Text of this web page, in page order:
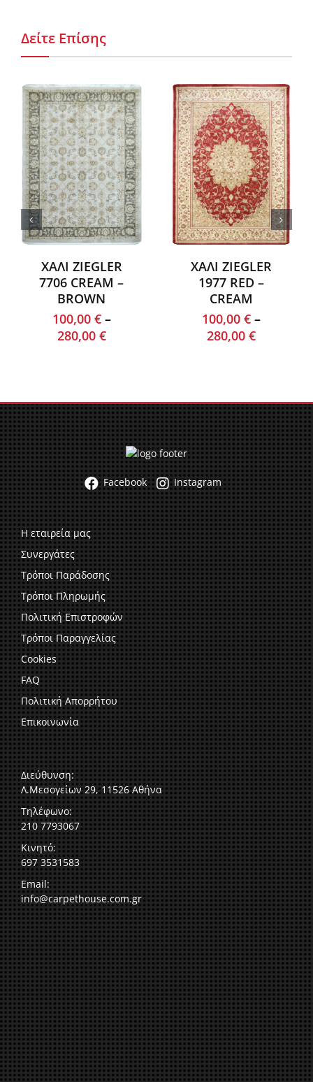
Δείτε Επίσης
ΧΑΛΙ ZIEGLER
7706 CREAM –
BROWN
100,00 €–
280,00 €
ΧΑΛΙ ZIEGLER
1977 RED –
CREAM
100,00 €–
280,00 €
Facebook Instagram
Η εταιρεία μας
Συνεργάτες
Τρόποι Παράδοσης
Τρόποι Πληρωμής
Πολιτική Επιστροφών
Τρόποι Παραγγελίας
Cookies
FAQ
Πολιτική Απορρήτου
Επικοινωνία
Διεύθυνση:
Λ.Μεσογείων 29, 11526 Αθήνα
Τηλέφωνο:
210 7793067
Κινητό:
697 3531583
Email:
info@carpethouse.com.gr